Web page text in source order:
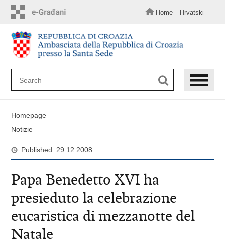
content
Home Hrvatski
Homepage
Notizie
Published: 29.12.2008.
Papa Benedetto XVI ha
presieduto la celebrazione
eucaristica di mezzanotte del
Natale